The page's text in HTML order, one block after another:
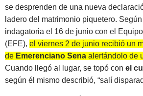
se desprenden de una nueva
ladero del matrimonio piquetero.
indagatoria el 16 de junio con el
(EFE), el viernes 2 de junio recibió un
de Emerenciano Sena alertándolo de
Cuando llegó al lugar, se topó con el
según él mismo describió, “salí